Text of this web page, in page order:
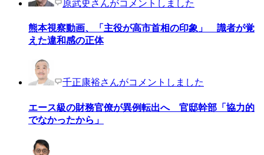
原武史さんがコメントしました
熊本視察動画、「主役が高市首相の印象」 識者が覚
えた違和感の正体
千正康裕さんがコメントしました
エース級の財務官僚が異例転出へ 官邸幹部「協力的
でなかったから」